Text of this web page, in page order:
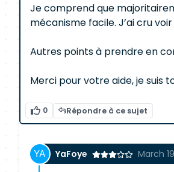
Je comprend que
mécanisme facile. J’ai cru
Autres points à prendre en
Merci pour votre aide, je suis
0 Répondre à ce sujet
YaFoye March